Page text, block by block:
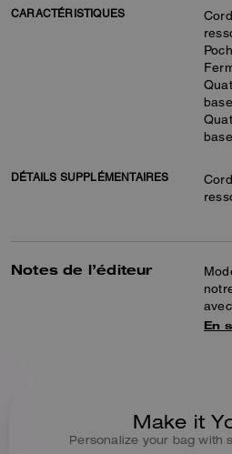
CARACTÉRISTIQUES
base
base
DÉTAILS SUPPLÉMENTAIRES
Notes de l’éditeur
En
Make it
Personalize your bag with